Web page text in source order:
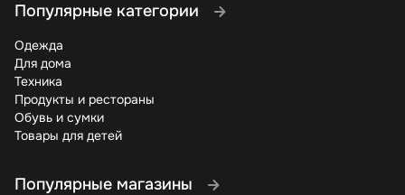
Популярные категории
Одежда
Для дома
Техника
Продукты и рестораны
Обувь и сумки
Товары для детей
Популярные магазины